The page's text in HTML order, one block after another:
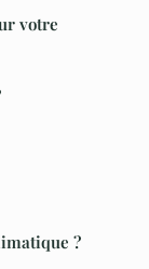
votre
?